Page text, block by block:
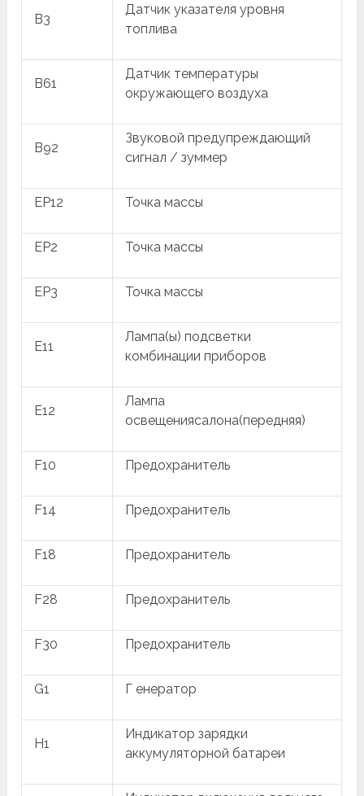
B3
Датчик указателя уровня
топлива
B61
Датчик температуры
окружающего воздуха
B92
Звуковой предупреждающий
сигнал / зуммер
EP12 Точка массы
EP2 Точка массы
EP3 Точка массы
E11
Лампа(ы) подсветки
комбинации приборов
E12
Лампа
освещениясалона(передняя)
F10 Предохранитель
F14 Предохранитель
F18 Предохранитель
F28 Предохранитель
F30 Предохранитель
G1 Г енератор
H1
Индикатор зарядки
аккумуляторной батареи